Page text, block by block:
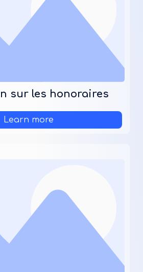
sur les honoraires
Learn more